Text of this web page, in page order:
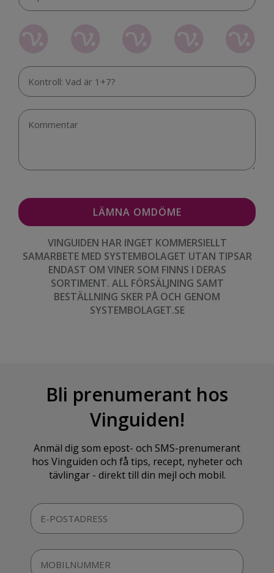
VINGUIDEN HAR INGET KOMMERSIELLT
SAMARBETE MED SYSTEMBOLAGET UTAN TIPSAR
ENDAST OM VINER SOM FINNS I DERAS
SORTIMENT. ALL FÖRSÄLJNING SAMT
BESTÄLLNING SKER PÅ OCH GENOM
SYSTEMBOLAGET.SE
Bli prenumerant hos
Vinguiden!
Anmäl dig som epost- och SMS-prenumerant
hos Vinguiden och få tips, recept, nyheter och
tävlingar - direkt till din mejl och mobil.